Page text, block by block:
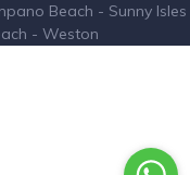
Beach - Sunny Isles
- Weston